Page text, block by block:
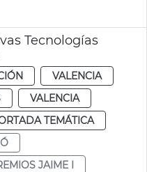
Tecnologías
VALENCIA
VALENCIA
TEMÁTICA
JAIME I